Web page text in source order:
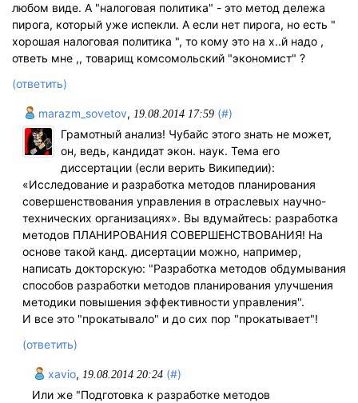
любом виде. А "налоговая политика" - это метод дележа
пирога, который уже испекли. А если нет пирога, но есть "
хорошая налоговая политика ", то кому это на х..й надо ,
ответь мне ,, товарищ комсомольский "экономист" ?
(ответить)
marazm_sovetov, 19.08.2014 17:59 (#)
Грамотный анализ! Чубайс этого знать не может,
он, ведь, кандидат экон. наук. Тема его
диссертации (если верить Википедии):
«Исследование и разработка методов планирования
совершенствования управления в отраслевых научно-
технических организациях». Вы вдумайтесь: разработка
методов ПЛАНИРОВАНИЯ СОВЕРШЕНСТВОВАНИЯ! На
основе такой канд. дисертации можно, например,
написать докторскую: "Разработка методов обдумывания
способов разработки методов планирования улучшения
методики повышения эффективности управления".
И все это "прокатывало" и до сих пор "прокатывает"!
(ответить)
xavio, 19.08.2014 20:24 (#)
Или же "Подготовка к разработке методов